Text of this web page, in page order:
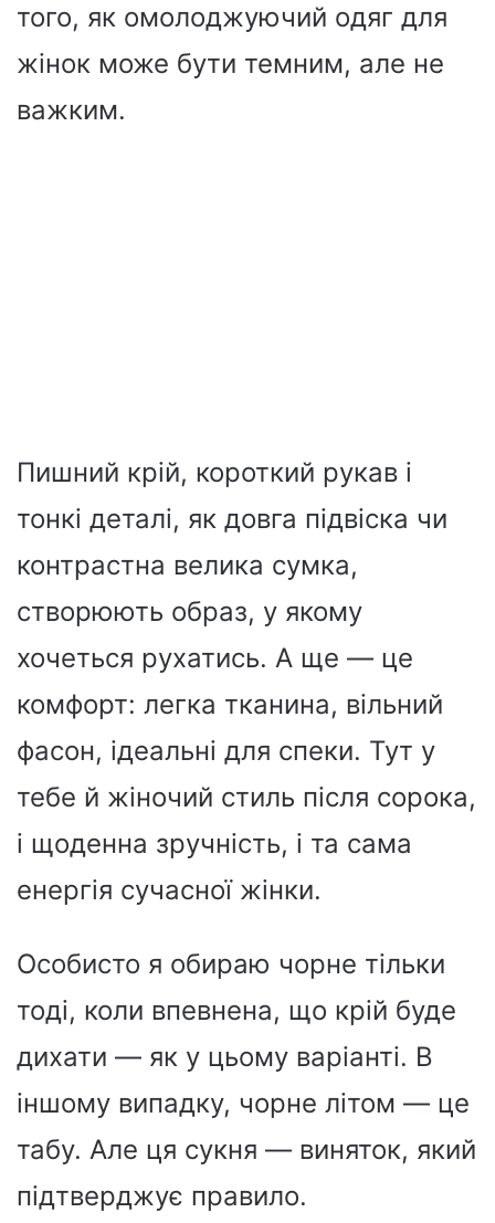
того, як омолоджуючий одяг для
жінок може бути темним, але не
важким.
Пишний крій, короткий рукав і
тонкі деталі, як довга підвіска чи
контрастна велика сумка,
створюють образ, у якому
хочеться рухатись. А ще — це
комфорт: легка тканина, вільний
фасон, ідеальні для спеки. Тут у
тебе й жіночий стиль після сорока,
і щоденна зручність, і та сама
енергія сучасної жінки.
Особисто я обираю чорне тільки
тоді, коли впевнена, що крій буде
дихати — як у цьому варіанті. В
іншому випадку, чорне літом — це
табу. Але ця сукня — виняток, який
підтверджує правило.